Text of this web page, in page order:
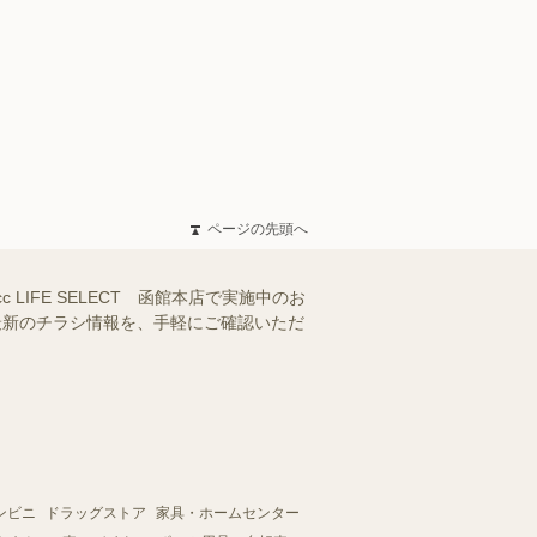
ページの先頭へ
LIFE SELECT 函館本店で実施中のお
のチラシ情報を、手軽にご確認いただ
ビニ ドラッグストア
家具・ホームセンター